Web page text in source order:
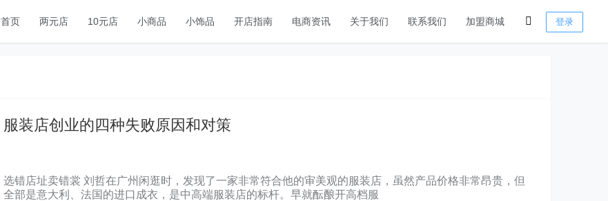
首页 两元店 10元店 小商品 小饰品 开店指南 电商资讯 关于我们 联系我们 加盟商城 登录
服装店创业的四种失败原因和对策
选错店址卖错裳 刘哲在广州闲逛时，发现了一家非常符合他的审美观的服装店，虽然产品价格非常昂贵，但
全部是意大利、法国的进口成衣，是中高端服装店的标杆。早就酝酿开高档服